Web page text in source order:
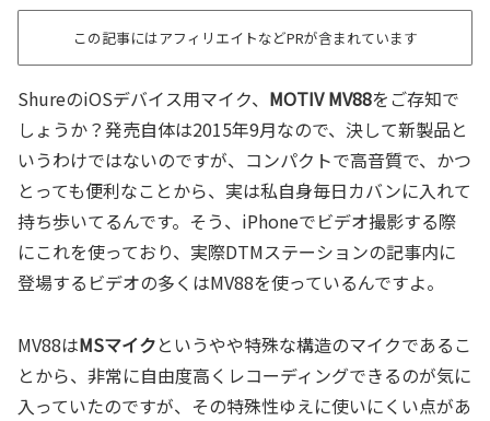
この記事にはアフィリエイトなどPRが含まれています
ShureのiOSデバイス用マイク、 MOTIV MV88をご存知で
しょうか？発売自体は2015年9月なので、決して新製品と
いうわけではないのですが、コンパクトで高音質で、かつ
とっても便利なことから、実は私自身毎日カバンに入れて
持ち歩いてるんです。そう、iPhoneでビデオ撮影する際
にこれを使っており、実際DTMステーションの記事内に
登場するビデオの多くはMV88を使っているんですよ。
MV88はMSマイクというやや特殊な構造のマイクであるこ
とから、非常に自由度高くレコーディングできるのが気に
入っていたのですが、その特殊性ゆえに使いにくい点があ